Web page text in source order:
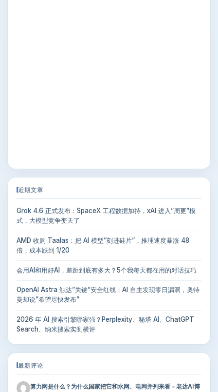
近期文章
Grok 4.6 正式发布：SpaceX 工程数据加持，xAI 进入”周更”模
式，大模型竞争变天了
AMD 收购 Taalas：把 AI 模型”刻进硅片”，推理速度暴涨 48
倍，成本跌到 1/20
会用AI和用好AI，差距到底有多大？5个我每天都在用的对话技巧
OpenAI Astra 触达”关键”安全红线：AI 自主发现零日漏洞，奥特
曼却说”希望尽快发布”
2026 年 AI 搜索引擎哪家强？Perplexity、秘塔 AI、ChatGPT
Search、纳米搜索实测横评
最新评论
算力网是什么？为什么国家把它和水网、电网并列来看 – 老达AI博